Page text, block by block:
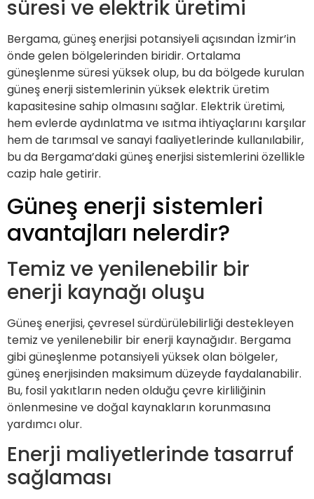
süresi ve elektrik üretimi
Bergama, güneş enerjisi potansiyeli açısından İzmir’in
önde gelen bölgelerinden biridir. Ortalama
güneşlenme süresi yüksek olup, bu da bölgede kurulan
güneş enerji sistemlerinin yüksek elektrik üretim
kapasitesine sahip olmasını sağlar. Elektrik üretimi,
hem evlerde aydınlatma ve ısıtma ihtiyaçlarını karşılar
hem de tarımsal ve sanayi faaliyetlerinde kullanılabilir,
bu da Bergama’daki güneş enerjisi sistemlerini özellikle
cazip hale getirir.
Güneş enerji sistemleri
avantajları nelerdir?
Temiz ve yenilenebilir bir
enerji kaynağı oluşu
Güneş enerjisi, çevresel sürdürülebilirliği destekleyen
temiz ve yenilenebilir bir enerji kaynağıdır. Bergama
gibi güneşlenme potansiyeli yüksek olan bölgeler,
güneş enerjisinden maksimum düzeyde faydalanabilir.
Bu, fosil yakıtların neden olduğu çevre kirliliğinin
önlenmesine ve doğal kaynakların korunmasına
yardımcı olur.
Enerji maliyetlerinde tasarruf
sağlaması